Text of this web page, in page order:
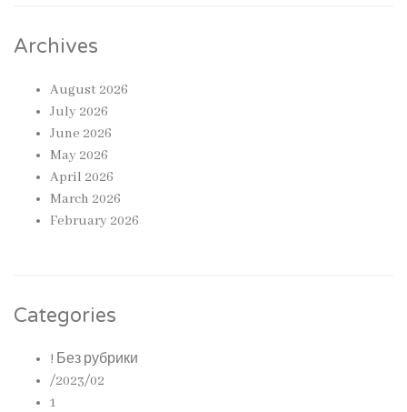
Archives
August 2026
July 2026
June 2026
May 2026
April 2026
March 2026
February 2026
Categories
! Без рубрики
/2023/02
1